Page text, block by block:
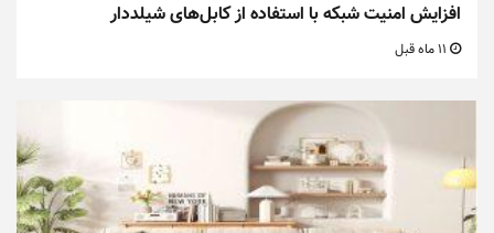
افزایش امنیت شبکه با استفاده از کابل‌های شیلددار